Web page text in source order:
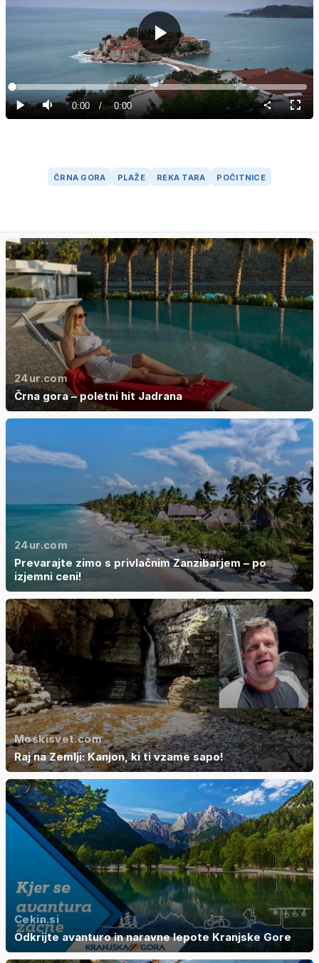
Predvajaj
PredvajajTiho Current
0:00 / Duration
0:00
Loaded:
0%
način
ČRNA GORA PLAŽE REKA TARA POČITNICE
24ur.com
Črna gora – poletni hit Jadrana
24ur.com
Prevarajte zimo s privlačnim Zanzibarjem – po
izjemni ceni!
Moskisvet.com
Raj na Zemlji: Kanjon, ki ti vzame sapo!
Cekin.si
Odkrijte avanturo in naravne lepote Kranjske Gore